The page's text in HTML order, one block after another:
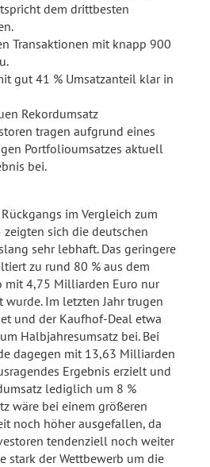
dem drittbesten
Transaktionen mit knapp 900
gut 41 % Umsatzanteil klar in
Rekordumsatz
tragen aufgrund eines
Portfolioumsatzes aktuell
bei.
im Vergleich zum
sich die deutschen
sehr lebhaft. Das geringere
zu rund 80 % aus dem
mit 4,75 Milliarden Euro nur
Im letzten Jahr trugen
und der Kaufhof-Deal etwa
Halbjahresumsatz bei. Bei
dagegen mit 13,63 Milliarden
Ergebnis erzielt und
lediglich um 8 %
wäre bei einem größeren
noch höher ausgefallen, da
tendenziell noch weiter
stark der Wettbewerb um die